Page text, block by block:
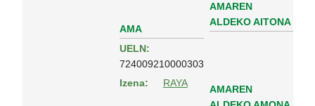
AMA
UELN:
724009210000303
Izena:
RAYA
AMAREN
ALDEKO AITONA
AMAREN